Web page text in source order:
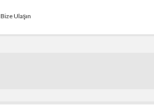
Bize Ulaşın